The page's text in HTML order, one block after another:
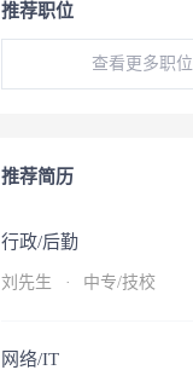
推荐职位
查看更多职位
推荐简历
行政/后勤
刘先生 · 中专/技校
网络/IT